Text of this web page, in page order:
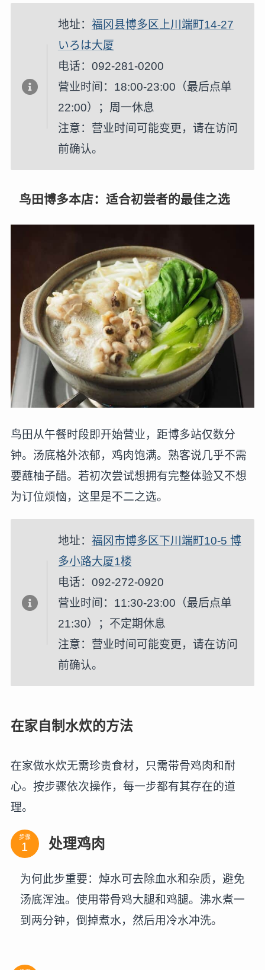
地址： 福冈县博多区上川端町14-27
いろは大厦
电话：092-281-0200
营业时间：18:00-23:00（最后点单
22:00）；周一休息
注意：营业时间可能变更，请在访问
前确认。
鸟田博多本店：适合初尝者的最佳之选
鸟田从午餐时段即开始营业，距博多站仅数分
钟。汤底格外浓郁，鸡肉饱满。熟客说几乎不需
要蘸柚子醋。若初次尝试想拥有完整体验又不想
为订位烦恼，这里是不二之选。
地址： 福冈市博多区下川端町10-5 博
多小路大厦1楼
电话：092-272-0920
营业时间：11:30-23:00（最后点单
21:30）；不定期休息
注意：营业时间可能变更，请在访问
前确认。
在家自制水炊的方法
在家做水炊无需珍贵食材，只需带骨鸡肉和耐
心。按步骤依次操作，每一步都有其存在的道
理。
步骤 处理鸡肉
为何此步重要：焯水可去除血水和杂质，避免
汤底浑浊。使用带骨鸡大腿和鸡腿。沸水煮一
到两分钟，倒掉煮水，然后用冷水冲洗。